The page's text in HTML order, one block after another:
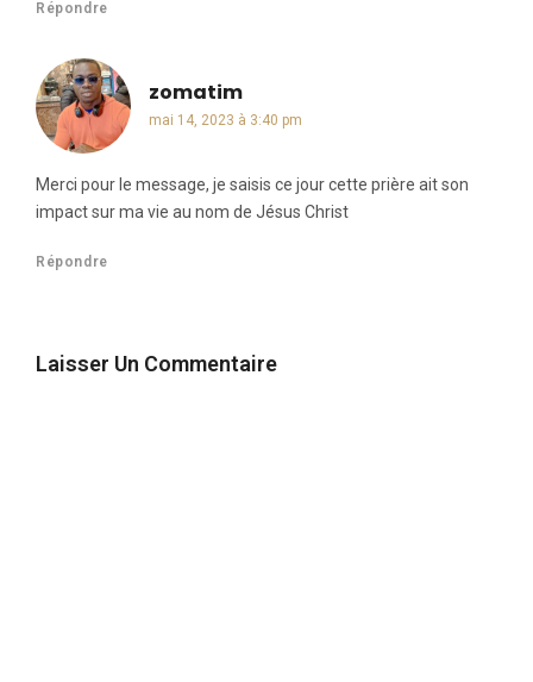
Répondre
zomatimdit :
mai 14, 2023 à 3:40 pm
Merci pour le message, je saisis ce jour cette prière ait son
impact sur ma vie au nom de Jésus Christ
Répondre
Laisser Un Commentaire